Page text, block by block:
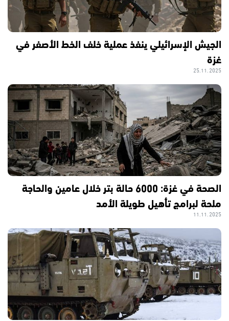
الجيش الإسرائيلي ينفذ عملية خلف الخط الأصفر في
غزة
25.11.2025
الصحة في غزة: 6000 حالة بتر خلال عامين والحاجة
ملحة لبرامج تأهيل طويلة الأمد
11.11.2025